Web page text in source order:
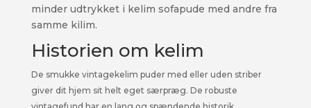
minder udtrykket i kelim sofapude med andre fra
samme kilim.
Historien om kelim
De smukke vintagekelim puder med eller uden striber
giver dit hjem sit helt eget særpræg. De robuste